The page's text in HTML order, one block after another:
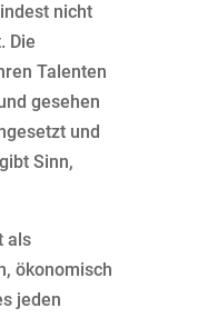
nicht
Die
Talenten
gesehen
und
Sinn,
als
ökonomisch
jeden